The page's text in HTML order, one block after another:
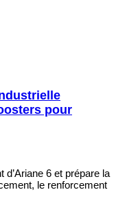
pour
d’Ariane 6 et prépare la
le renforcement